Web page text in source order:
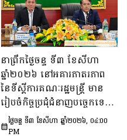
ព្រះរាជាណាចក្រកម្ពុជា។
នាព្រឹកថ្ងៃចន្ទ ទី៣ ខែសីហា
ឆ្នាំ២០២៦ នៅអគារភាតរភាព
នៃទីស្តីការគណៈរដ្ឋមន្រ្តី មាន
រៀបចំកិច្ចប្រជុំជំនាញបច្ចេកទេស
ក្រោមអធិបតីភាព ឯកឧត្តម លី
ច័ន្ទតុលា រដ្ឋលេខាធិការទីស្តីការ
ថ្ងៃចន្ទ ទី៣ ខែសីហា ឆ្នាំ២០២៦, ០៤:០០
PM